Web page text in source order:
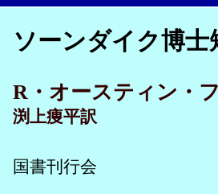
ソーンダイク博
R・オースティン・
渕上痩平訳
国書刊行会